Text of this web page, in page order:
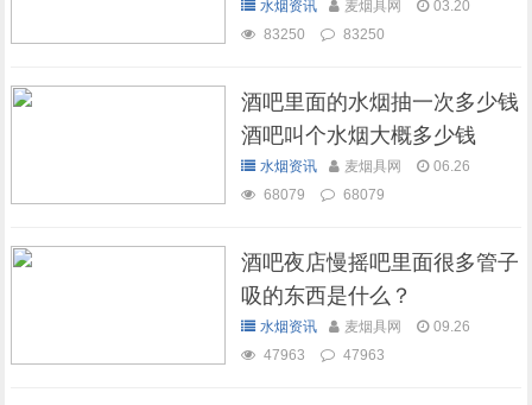
水烟资讯 麦烟具网
03.20
83250
83250
酒吧里面的水烟抽一次多少钱
酒吧叫个水烟大概多少钱
水烟资讯 麦烟具网
06.26
68079
68079
酒吧夜店慢摇吧里面很多管子
吸的东西是什么？
水烟资讯 麦烟具网
09.26
47963
47963